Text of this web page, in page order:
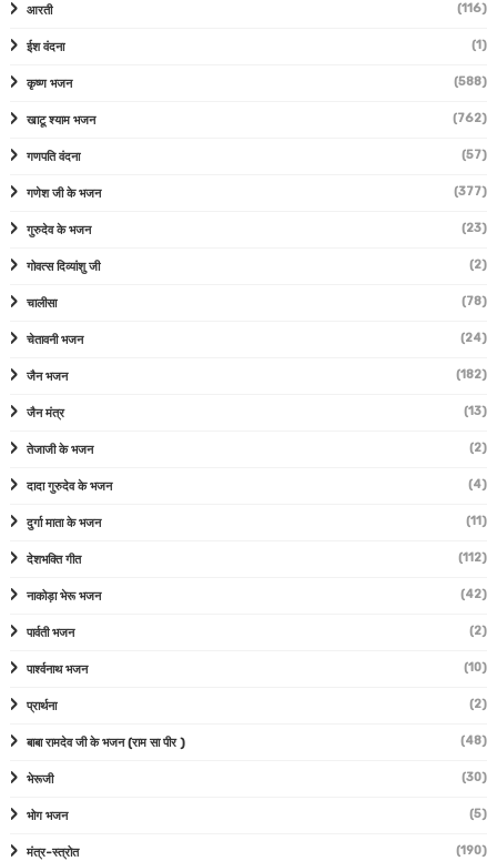
आरती (116)
ईश वंदना (1)
कृष्ण भजन (588)
खाटू श्याम भजन (762)
गणपति वंदना (57)
गणेश जी के भजन (377)
गुरुदेव के भजन (23)
गोवत्स दिव्यांशु जी (2)
चालीसा (78)
चेतावनी भजन (24)
जैन भजन (182)
जैन मंत्र (13)
तेजाजी के भजन (2)
दादा गुरुदेव के भजन (4)
दुर्गा माता के भजन (11)
देशभक्ति गीत (112)
नाकोड़ा भेरू भजन (42)
पार्वती भजन (2)
पार्श्वनाथ भजन (10)
प्रार्थना (2)
बाबा रामदेव जी के भजन (राम सा पीर ) (48)
भेरूजी (30)
भोग भजन (5)
मंत्र-स्त्रोत (190)